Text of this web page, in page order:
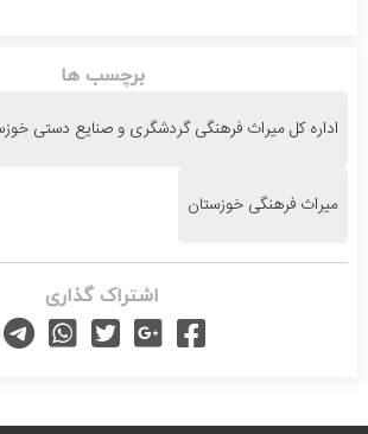
برچسب ها
اداره کل میراث فرهنگی گردشگری و صنایع دستی خوزستان
میراث فرهنگی خوزستان
اشتراک گذاری